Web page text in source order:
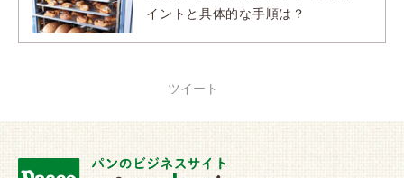
イントと具体的な手順は？
ツイート